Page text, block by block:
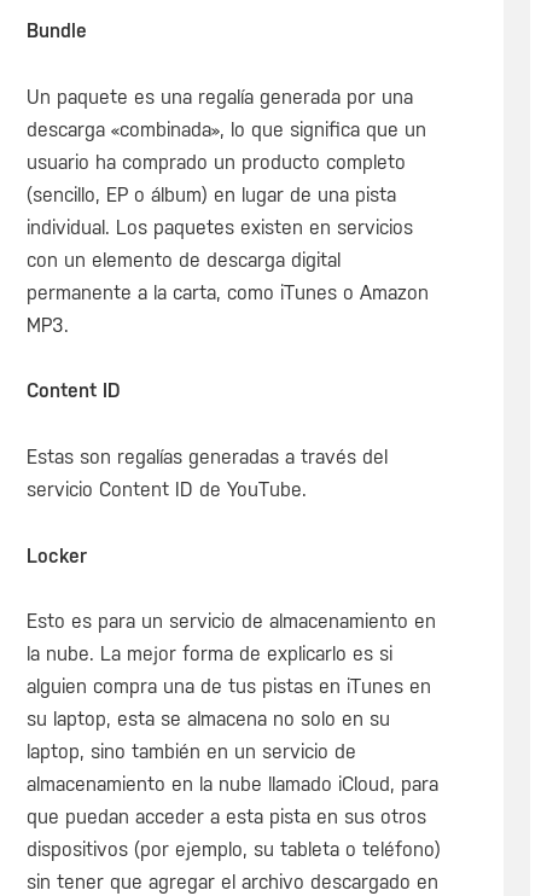
Bundle
Un paquete es una regalía generada por una
descarga «combinada», lo que significa que un
usuario ha comprado un producto completo
(sencillo, EP o álbum) en lugar de una pista
individual. Los paquetes existen en servicios
con un elemento de descarga digital
permanente a la carta, como iTunes o Amazon
MP3.
Content ID
Estas son regalías generadas a través del
servicio Content ID de YouTube.
Locker
Esto es para un servicio de almacenamiento en
la nube. La mejor forma de explicarlo es si
alguien compra una de tus pistas en iTunes en
su laptop, esta se almacena no solo en su
laptop, sino también en un servicio de
almacenamiento en la nube llamado iCloud, para
que puedan acceder a esta pista en sus otros
dispositivos (por ejemplo, su tableta o teléfono)
sin tener que agregar el archivo descargado en